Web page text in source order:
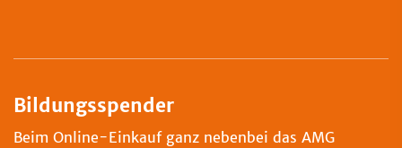
Bildungsspender
Beim Online-Einkauf ganz nebenbei das AMG